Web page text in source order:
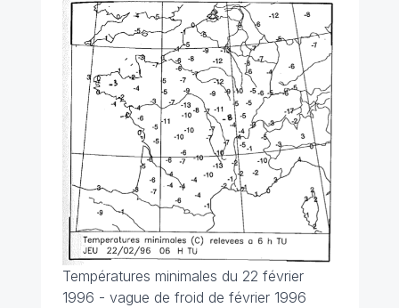
Températures minimales du 22 février
1996 - vague de froid de février 1996